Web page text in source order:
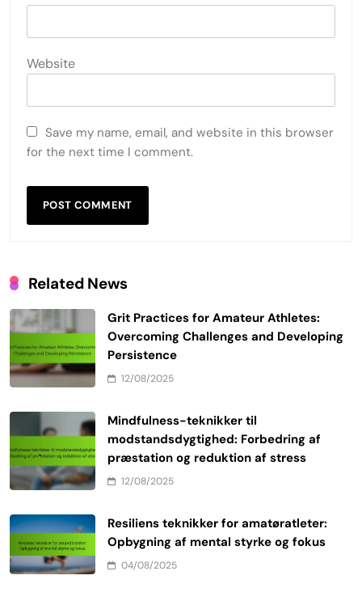
Website
Save my name, email, and website in this browser
for the next time I comment.
Related News
Grit Practices for Amateur Athletes:
Overcoming Challenges and Developing
Persistence
12/08/2025
Mindfulness-teknikker til
modstandsdygtighed: Forbedring af
præstation og reduktion af stress
12/08/2025
Resiliens teknikker for amatøratleter:
Opbygning af mental styrke og fokus
04/08/2025